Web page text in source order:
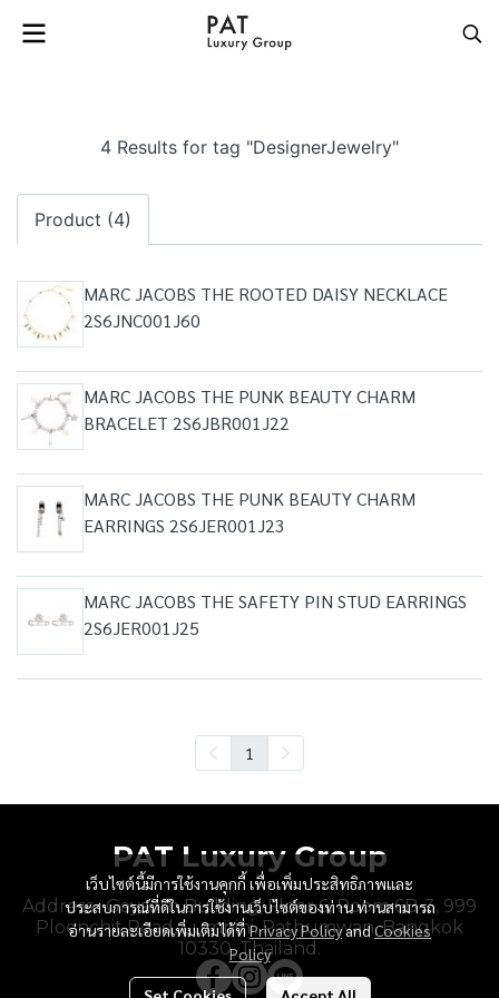
4 Results for tag "DesignerJewelry"
Product (4)
MARC JACOBS THE ROOTED DAISY NECKLACE
2S6JNC001J60
MARC JACOBS THE PUNK BEAUTY CHARM
BRACELET 2S6JBR001J22
MARC JACOBS THE PUNK BEAUTY CHARM
EARRINGS 2S6JER001J23
MARC JACOBS THE SAFETY PIN STUD EARRINGS
2S6JER001J25
1
เว็บไซต์นี้มีการใช้งานคุกกี้ เพื่อเพิ่มประสิทธิภาพและ
ประสบการณ์ที่ดีในการใช้งานเว็บไซต์ของท่าน ท่านสามารถ
อ่านรายละเอียดเพิ่มเติมได้ที่Privacy PolicyandCookies
Policy
PAT Luxury Group
Address : Gaysorn Building, Floor 6, Room 6B-3, 999
Ploenchit Road, Lumpini, Pathumwan, Bangkok
10330, Thailand.